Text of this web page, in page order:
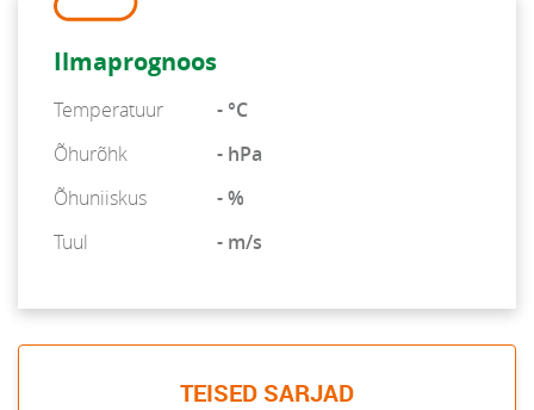
Ilmaprognoos
Temperatuur
- °C
Õhurõhk
- hPa
Õhuniiskus
- %
Tuul
- m/s
TEISED SARJAD